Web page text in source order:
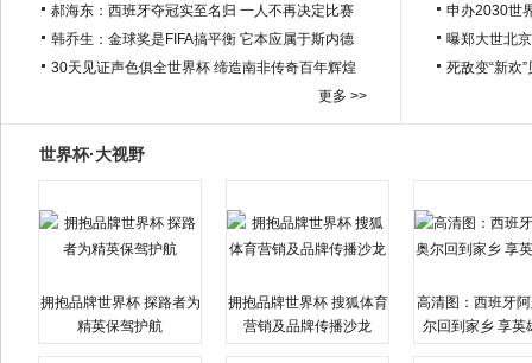
郝海东：西班牙夺冠实至名归 一人不再决定比赛
韩乔生：金球奖是FIFA搞平衡 它本应属于斯内德
30天见证声色俱全世界杯 缔造南非传奇百年辉煌
更多 >>
申办2030世
曝郑大世北
死敌变“新欢
世界杯·大视野
拥抱品牌世界杯 探路者为
精英保驾护航
拥抱品牌世界杯 搜狐体育
营销及品牌传播沙龙
高清图：西班牙
尔回到家乡 享英